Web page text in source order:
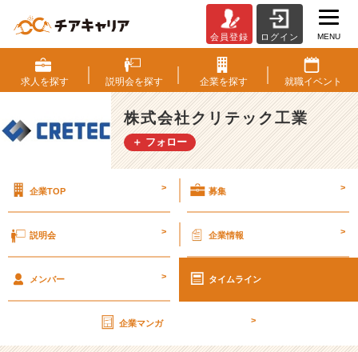
ョ
イ
ン
ト
で
橋
力
き
式
会
会員登録 ログイン MENU
求人を探す 説明会を探す 企業を探す 就職イベント
株式会社クリテック工業
＋ フォロー
企業TOP > 募集 >
説明会 > 企業情報 >
メンバー > タイムライン
企業マンガ >